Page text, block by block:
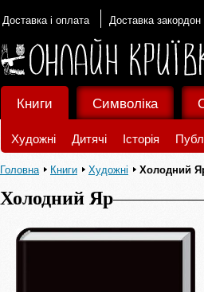
Доставка і оплата Доставка закордон
Книги
Художні Дитячі Історія
Символіка
Головна Книги Художні Холодний
Холодний Яр